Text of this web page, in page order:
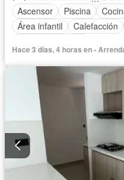
Ascensor
Piscina
Área infantil
Calefacción
Hace 3 días, 4 horas en -